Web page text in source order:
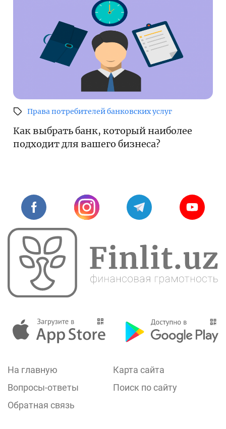
Права потребителей банковских услуг
Как выбрать банк, который наиболее
подходит для вашего бизнеса?
На главную
Карта сайта
Вопросы-ответы
Поиск по сайту
Обратная связь